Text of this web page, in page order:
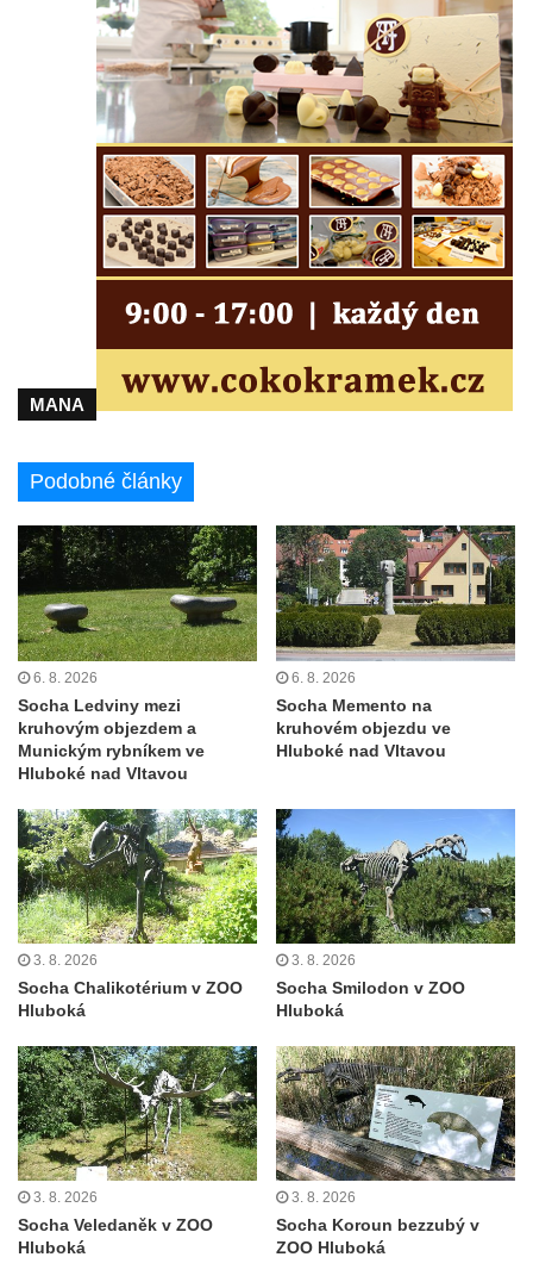
Liberci
Pamětní deska Vojtěcha Kocmicha na
domě čp. 37 v ulici Betlém v Římově
Pomník na paměť zrušení roboty v Plavu
Socha vodníka v Plavu
Socha svatého Jana Nepomuckého v
Třebušíně
Pamětní deska Johanna Nepomuka
května v Rumburku
severně od Tokáně
Obrázek svatého Huberta na buku svatého
Obrázek svatého Jakuba na skále u cesty
východně od Srbské Kamenice
Busta Jana Amose Komenského na domě
čp. 37 v Račicích
Socha ležícího koně v Sadech
Československé armády v Teplicích
Sochy Ležící žena v Tierpark Chemnitz
Sochy Ptáci v Tierpark Chemnitz
Socha Skupina jeřábů v Tierpark Chemnitz
Socha Panter v ZOO Leipzig
Socha Dívka s mušlí v ZOO Leipzig
Socha Tygr v ZOO Leipzig
Socha Atlet v ZOO Leipzig
Socha Marabu v ZOO Leipzig
Leipzig
Socha Iásón v ZOO Leipzig
Socha Mladý slon v ZOO Leipzig
Socha Býk v ZOO Dresden
Socha Uprchlý otrok bojuje s divokým psem
v ZOO Dresden
MANA
Podobné články
6. 8. 2026
Socha Ledviny mezi
kruhovým objezdem a
Munickým rybníkem ve
Hluboké nad Vltavou
6. 8. 2026
Socha Memento na
kruhovém objezdu ve
Hluboké nad Vltavou
3. 8. 2026
Socha Chalikotérium v ZOO
Hluboká
3. 8. 2026
Socha Smilodon v ZOO
Hluboká
3. 8. 2026
Socha Veledaněk v ZOO
Hluboká
3. 8. 2026
Socha Koroun bezzubý v
ZOO Hluboká